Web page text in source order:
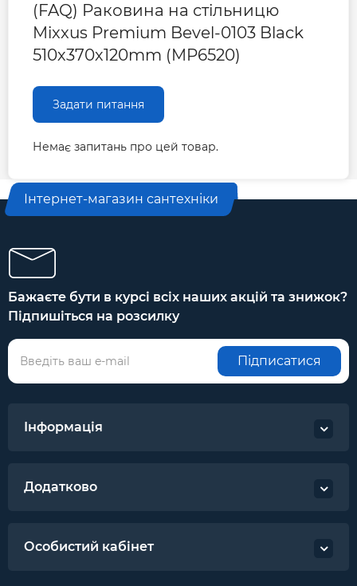
(FAQ) Раковина на стільницю
Mixxus Premium Bevel-0103 Black
510х370х120mm (MP6520)
Задати питання
Немає запитань про цей товар.
Інтернет-магазин сантехніки
Бажаєте бути в курсі всіх наших акцій та знижок?
Підпишіться на розсилку
Підписатися
Інформація
Додатково
Особистий кабінет